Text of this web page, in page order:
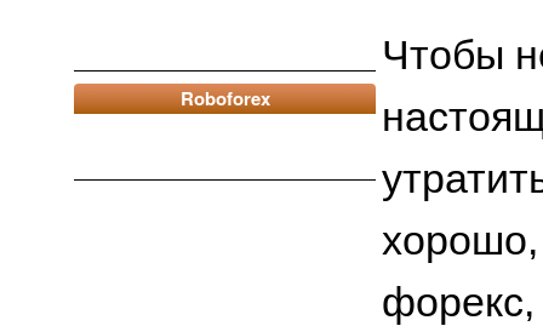
Roboforex
Чтобы
хорошо,
форекс,